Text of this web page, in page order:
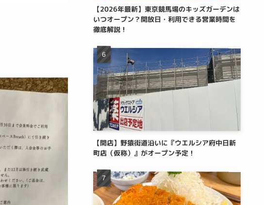
【2026年最新】東京競馬場のキッズガーデンは
いつオープン？開放日・利用できる営業時間を
徹底解説！
【開店】野猿街道沿いに『ウエルシア府中日新
町店（仮称）』がオープン予定！